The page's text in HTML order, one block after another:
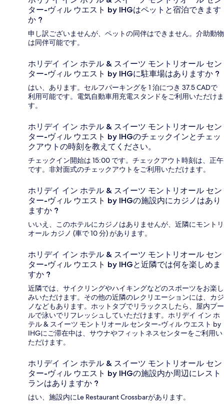
ター-ヴィル ウエスト by IHGはペットと宿泊できます
か ?
申し訳ございませんが、ペットの同伴はできません。介助動物
は同伴可能です。
ホリデイ イン ホテル & スイーツ モントリオール セン
ター-ヴィル ウエスト by IHGに駐車場はありますか ?
はい、あります。セルフパーキングを 1 泊につき 37.5 CADで
利用可能です。電気自動車用充電スタンドをご利用いただけま
す。
ホリデイ イン ホテル & スイーツ モントリオール セン
ター-ヴィル ウエスト by IHGのチェックインとチェッ
クアウトの時刻を教えてください。
チェックイン開始は 15:00 です。チェックアウト時刻は、正午
です。非対面式のチェックアウトをご利用いただけます。
ホリデイ イン ホテル & スイーツ モントリオール セン
ター-ヴィル ウエスト by IHGの施設内にカジノはあり
ますか ?
いいえ、このホテルにカジノはありませんが、近隣にモントリ
オール カジノ (車で 10 分) があります。
ホリデイ イン ホテル & スイーツ モントリオール セン
ター-ヴィル ウエスト by IHGと近隣では何を楽しめま
すか ?
近隣では、サイクリングやハイキングなどのスポーツをお楽し
みいただけます。その他の近隣のレクリエーションには、カジ
ノなどもあります。ホットタブでリラックスしたら、屋内プー
ルで泳いでリフレッシュしていただけます。ホリデイ イン ホ
テル & スイーツ モントリオール センター-ヴィル ウエスト by
IHGにご滞在中は、サウナやフィットネスセンターをご利用い
ただけます。
ホリデイ イン ホテル & スイーツ モントリオール セン
ター-ヴィル ウエスト by IHGの施設内か周辺にレスト
ランはありますか ?
はい、施設内にLe Restaurant Crossbarがあります。